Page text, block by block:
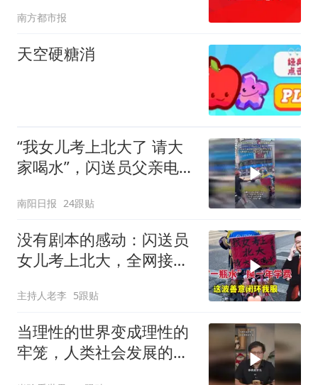
南方都市报
天空硬糖消
“我女儿考上北大了 请大
家喝水”，闪送员父亲电动
南阳日报 24跟贴
没有剧本的感动：闪送员
女儿考上北大，全网接力
主持人老李 5跟贴
当理性的世界变成理性的
牢笼，人类社会发展的张